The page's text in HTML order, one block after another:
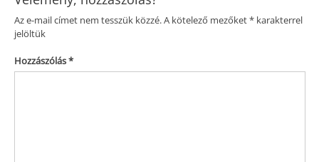
Az e-mail címet nem tesszük közzé.A kötelező mezőket*karakterrel
jelöltük
Hozzászólás*